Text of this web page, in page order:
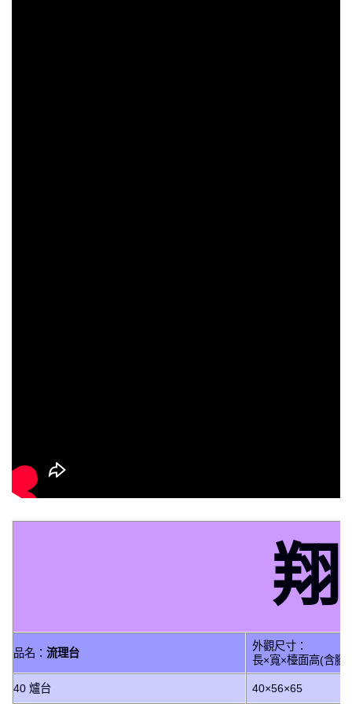
品名： 流理台
外觀尺寸：
長×寬×檯面高(含腳
40 爐台 40×56×65